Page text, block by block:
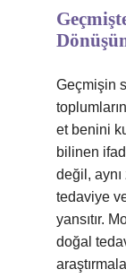
Geçmişin
et benini
bilinen
değil, aynı
tedaviye ve
yansıtır.
doğal